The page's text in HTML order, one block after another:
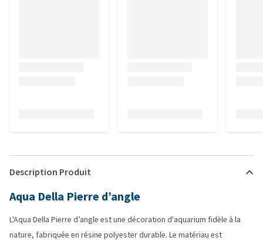
Description Produit
Aqua Della Pierre d’angle
L'Aqua Della Pierre d’angle est une décoration d'aquarium fidèle à la
nature, fabriquée en résine polyester durable. Le matériau est